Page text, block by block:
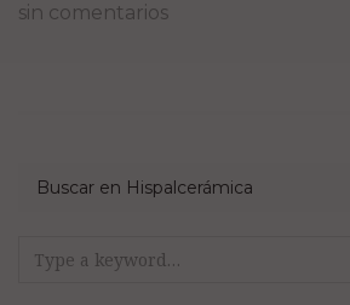
sin comentarios
Buscar en Hispalcerámica
Search